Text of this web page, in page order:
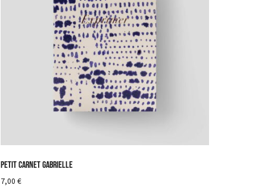
Petit carnet Gabrielle
7,00 €